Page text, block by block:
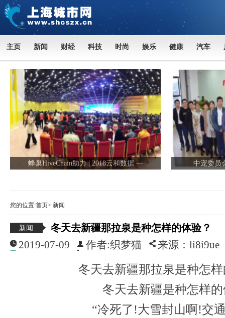
主页 新闻 财经 科技 时尚 娱乐 健康 汽车
蜂巢HiveChain助力 | 2018云和数据 — 中宠委员
您的位置:首页> 新闻
新闻 冬天去新疆那拉泉是种怎样的体验？
2019-07-09 作者:织梦猫 来源：li8i9ue
冬天去新疆那拉泉是种怎
冬天去新疆是种怎样的
“冷死了!大雪封山啊!交